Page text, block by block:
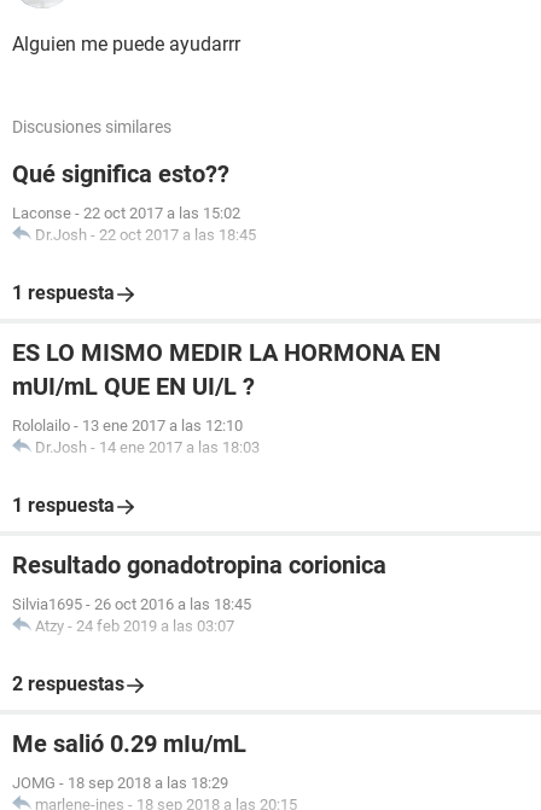
Alguien me puede ayudarrr
Discusiones similares
Qué significa esto??
Laconse - 22 oct 2017 a las 15:02
Dr.Josh - 22 oct 2017 a las 18:45
1 respuesta
ES LO MISMO MEDIR LA HORMONA EN
mUI/mL QUE EN UI/L ?
Rololailo - 13 ene 2017 a las 12:10
Dr.Josh - 14 ene 2017 a las 18:03
1 respuesta
Resultado gonadotropina corionica
Silvia1695 - 26 oct 2016 a las 18:45
Atzy - 24 feb 2019 a las 03:07
2 respuestas
Me salió 0.29 mIu/mL
JOMG - 18 sep 2018 a las 18:29
marlene-ines - 18 sep 2018 a las 20:15